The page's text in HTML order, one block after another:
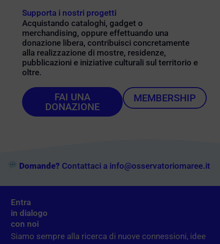
Supporta i nostri progetti
Acquistando cataloghi, gadget o
merchandising, oppure effettuando una
donazione libera, contribuisci concretamente
alla realizzazione di mostre, residenze,
pubblicazioni e iniziative culturali sul territorio e
oltre.
FAI UNA
DONAZIONE
MEMBERSHIP
Domande? Contattaci a info@osservatoriomaree.it
Entra
in dialogo
con noi
Siamo sempre alla ricerca di nuove connessioni, idee